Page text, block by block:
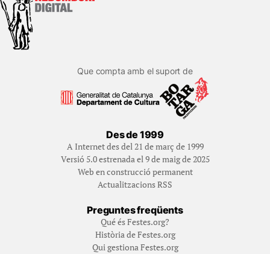
Que compta amb el suport de
Des de 1999
A Internet des del 21 de març de 1999
Versió 5.0 estrenada el 9 de maig de 2025
Web en construcció permanent
Actualitzacions RSS
Preguntes freqüents
Qué és Festes.org?
Història de Festes.org
Qui gestiona Festes.org